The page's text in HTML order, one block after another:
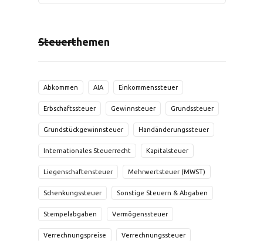
Steuerthemen
Abkommen AIA Einkommenssteuer
Erbschaftssteuer Gewinnsteuer Grundssteuer
Grundstückgewinnsteuer Handänderungssteuer
Internationales Steuerrecht Kapitalsteuer
Liegenschaftensteuer Mehrwertsteuer (MWST)
Schenkungssteuer Sonstige Steuern & Abgaben
Stempelabgaben Vermögenssteuer
Verrechnungspreise Verrechnungssteuer